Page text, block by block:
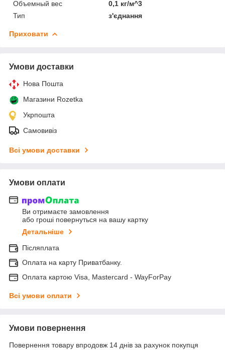
Объемный вес
0,1 кг/м^3
Тип
з'єднання
Приховати
Умови доставки
Нова Пошта
Магазини Rozetka
Укрпошта
Самовивіз
Всі умови доставки
Умови оплати
Ви отримаєте замовлення
або гроші повернуться на вашу картку
Детальніше
Післяплата
Оплата на карту Приватбанку.
Оплата картою Visa, Mastercard - WayForPay
Всі умови оплати
Умови повернення
Повернення товару впродовж 14 днів за рахунок покупця